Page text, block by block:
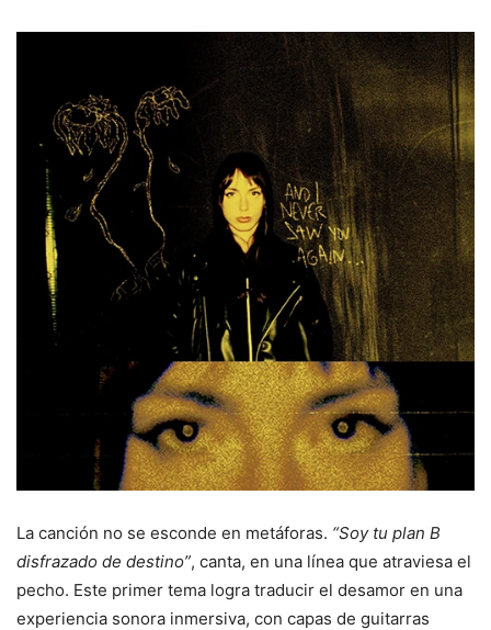
La canción no se esconde en metáforas. “Soy tu plan B
disfrazado de destino”, canta, en una línea que atraviesa el
pecho. Este primer tema logra traducir el desamor en una
experiencia sonora inmersiva, con capas de guitarras